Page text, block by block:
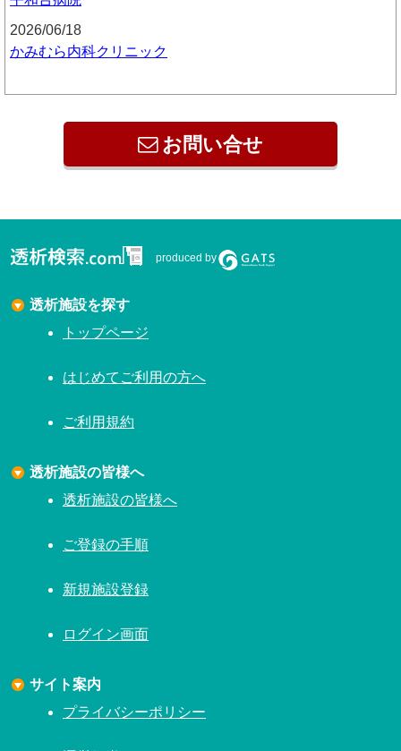
2026/06/18
かみむら内科クリニック
お問い合せ
produced by
透析施設を探す
トップページ
はじめてご利用の方へ
ご利用規約
透析施設の皆様へ
透析施設の皆様へ
ご登録の手順
新規施設登録
ログイン画面
サイト案内
プライバシーポリシー